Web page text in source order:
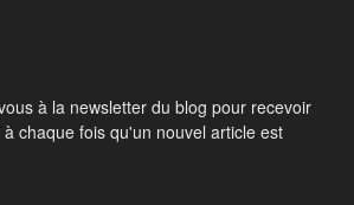
à la newsletter du blog pour recevoir
à chaque fois qu'un nouvel article est